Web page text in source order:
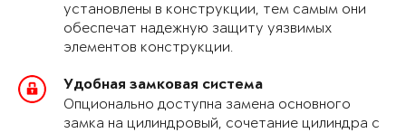
установлены в конструкции, тем самым они
обеспечат надежную защиту уязвимых
элементов конструкции.
Удобная замковая система
Опционально доступна замена основного
замка на цилиндровый, сочетание цилиндра с